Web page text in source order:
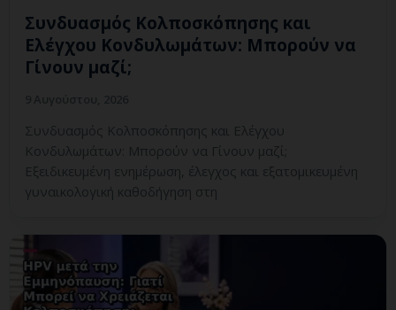
Συνδυασμός Κολποσκόπησης και
Ελέγχου Κονδυλωμάτων: Μπορούν να
Γίνουν μαζί;
Συνδυασμός Κολποσκόπησης και Ελέγχου
Κονδυλωμάτων: Μπορούν να Γίνουν μαζί;
Εξειδικευμένη ενημέρωση, έλεγχος και εξατομικευμένη
γυναικολογική καθοδήγηση στη